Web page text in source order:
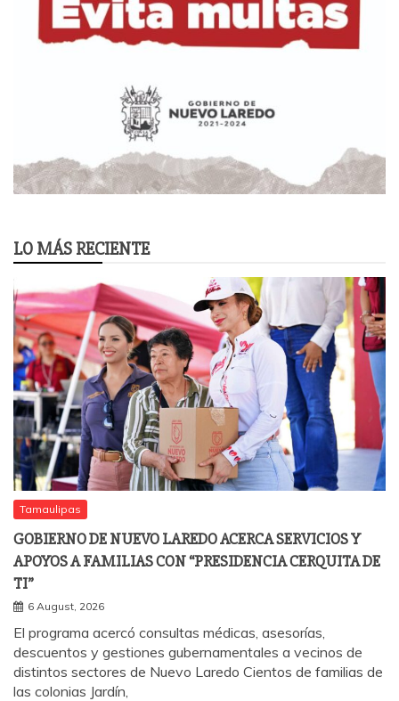
LO MÁS RECIENTE
Tamaulipas
GOBIERNO DE NUEVO LAREDO ACERCA SERVICIOS Y
APOYOS A FAMILIAS CON “PRESIDENCIA CERQUITA DE
TI”
6 August, 2026
El programa acercó consultas médicas, asesorías,
descuentos y gestiones gubernamentales a vecinos de
distintos sectores de Nuevo Laredo Cientos de familias de
las colonias Jardín,